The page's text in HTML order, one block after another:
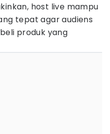
host live mampu
tepat agar audiens
produk yang